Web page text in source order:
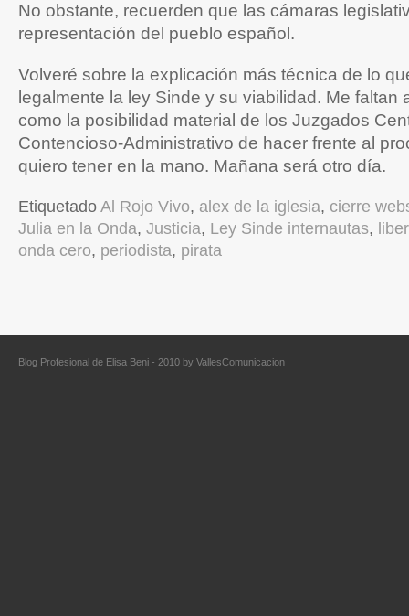
No obstante, recuerden que las cámaras
representación del pueblo español.
Volveré sobre la explicación más técnica de lo
legalmente la ley Sinde y su viabilidad. Me faltan
como la posibilidad material de los Juzgados
Contencioso-Administrativo de hacer frente al
quiero tener en la mano. Mañana será otro día.
Etiquetado Al Rojo Vivo, alex de la iglesia, cierre
Julia en la Onda, Justicia, Ley Sinde internautas,
onda cero, periodista, pirata
Blog Profesional de Elisa Beni - 2010 by VallesComunicacion